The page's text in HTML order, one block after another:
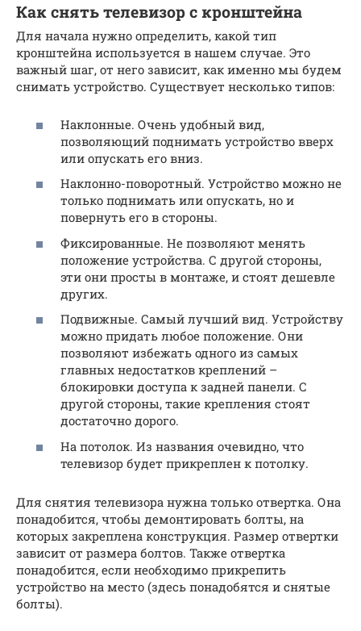
Как снять телевизор с кронштейна
Для начала нужно определить, какой тип
кронштейна используется в нашем случае. Это
важный шаг, от него зависит, как именно мы будем
снимать устройство. Существует несколько типов:
Наклонные. Очень удобный вид,
позволяющий поднимать устройство вверх
или опускать его вниз.
Наклонно-поворотный. Устройство можно не
только поднимать или опускать, но и
повернуть его в стороны.
Фиксированные. Не позволяют менять
положение устройства. С другой стороны,
эти они просты в монтаже, и стоят дешевле
других.
Подвижные. Самый лучший вид. Устройству
можно придать любое положение. Они
позволяют избежать одного из самых
главных недостатков креплений –
блокировки доступа к задней панели. С
другой стороны, такие крепления стоят
достаточно дорого.
На потолок. Из названия очевидно, что
телевизор будет прикреплен к потолку.
Для снятия телевизора нужна только отвертка. Она
понадобится, чтобы демонтировать болты, на
которых закреплена конструкция. Размер отвертки
зависит от размера болтов. Также отвертка
понадобится, если необходимо прикрепить
устройство на место (здесь понадобятся и снятые
болты).